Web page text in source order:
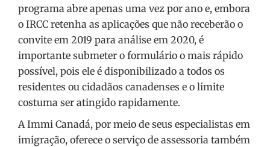
programa abre apenas uma vez por ano e, embora
o IRCC retenha as aplicações que não receberão o
convite em 2019 para análise em 2020, é
importante submeter o formulário o mais rápido
possível, pois ele é disponibilizado a todos os
residentes ou cidadãos canadenses e o limite
costuma ser atingido rapidamente.
A Immi Canadá, por meio de seus especialistas em
imigração, oferece o serviço de assessoria também